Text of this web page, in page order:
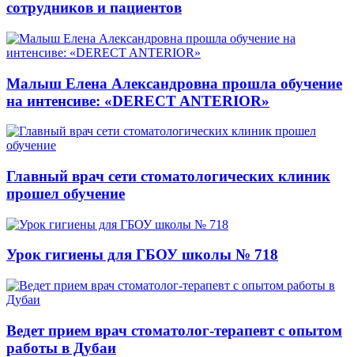
сотрудников и пациентов
Малыш Елена Александровна прошла обучение
на интенсиве: «DERECT ANTERIOR»
Главный врач сети стоматологических клиник
прошел обучение
Урок гигиены для ГБОУ школы № 718
Ведет прием врач стоматолог-терапевт с опытом
работы в Дубаи